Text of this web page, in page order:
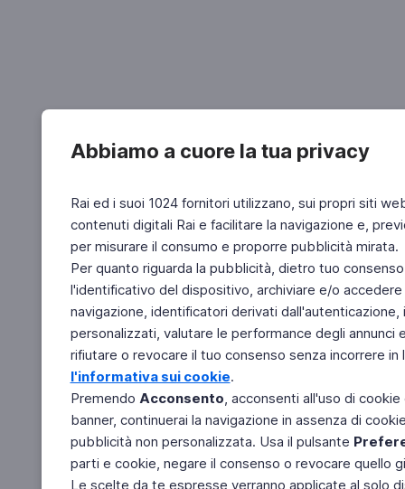
Abbiamo a cuore la tua privacy
Rai ed i suoi 1024 fornitori utilizzano, sui propri siti
contenuti digitali Rai e facilitare la navigazione e,
per misurare il consumo e proporre pubblicità mirata.
Per quanto riguarda la pubblicità, dietro tuo
l'identificativo del dispositivo, archiviare e/o
navigazione, identificatori derivati
personalizzati, valutare le performance degli
rifiutare o revocare il tuo consenso senza incorrere
l'informativa sui cookie.
Premendo Acconsento, acconsenti all'uso di
banner, continuerai la navigazione in assenza di
pubblicità non personalizzata. Usa il pulsante
parti e cookie, negare il consenso o revocare quello
Le scelte da te espresse verranno applicate al solo